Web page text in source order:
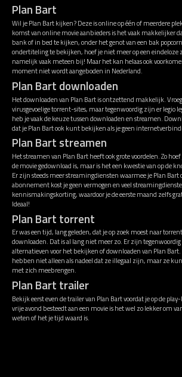
Plan Bart
Wil je Plan Bart kijken? Deze is online op één of meerdere
komst van online movie aanbieders is het vaak makkelijker
bank of in bed te kijken, onder het genot van een bak
ondertiteling te bekijken, hoef je niet meer op een eindeloze
namelijk vaak meteen bij! Maar het kan helaas ook
moment niet wordt aangeboden in Nederland.
Plan Bart downloaden
Het downloaden van Plan Bart is ontzettend makkelijk.
virusgevoelige torrent-sites, maar tegenwoordig zijn er legio
heb je vaak de keuze tussen downloaden en streamen.
dat je Plan Bart ook kunt bekijken als je geen
Plan Bart streamen
Het streamen van Plan Bart heeft ook grote voordelen. Zo
de movie gedownload is, maar is het een kwestie van op de
Er zijn steeds meer streamingdiensten waarmee je Plan
abonnement kost je geen vermogen en veel
kennismakingskorting, waardoor je de eerste maand zelfs
Ideaal!
Plan Bart torrent
Er was een tijd, lang geleden, dat je op zoek moest naar
downloaden. Dat is al lang niet meer zo. Er zijn tegenwoordig
alternatieven voor het bekijken of downloaden van Plan
hebben niet alleen als nadeel dat ze illegaal zijn, maar ze
met zich meebrengen.
Plan Bart trailer
Bekijk eerst even de trailer van Plan Bart voordat je op de
vrije avond besteedt aan een movie is het wel zo lekker om
weten of het je tijd waard is.